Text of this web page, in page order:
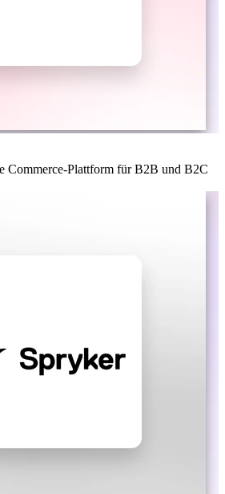
Commerce-Plattform für B2B und B2C